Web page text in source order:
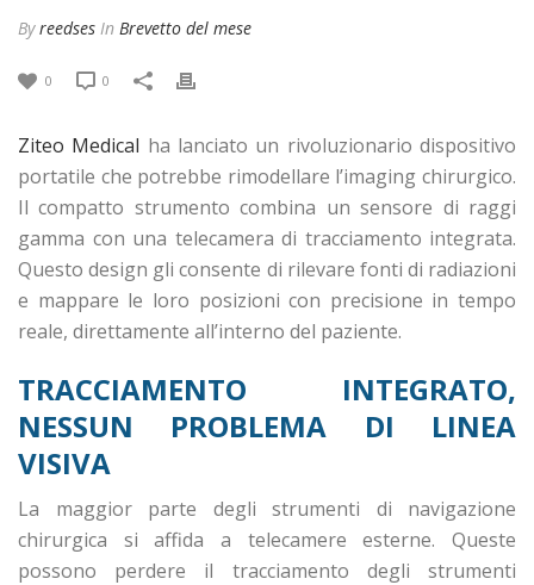
Byreedses In Brevetto del mese
0 0
Ziteo Medical ha lanciato un rivoluzionario dispositivo
portatile che potrebbe rimodellare l’imaging chirurgico.
Il compatto strumento combina un sensore di raggi
gamma con una telecamera di tracciamento integrata.
Questo design gli consente di rilevare fonti di radiazioni
e mappare le loro posizioni con precisione in tempo
reale, direttamente all’interno del paziente.
TRACCIAMENTO INTEGRATO,
NESSUN PROBLEMA DI LINEA
VISIVA
La maggior parte degli strumenti di navigazione
chirurgica si affida a telecamere esterne. Queste
possono perdere il tracciamento degli strumenti